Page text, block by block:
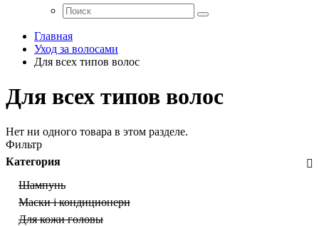
Главная
Уход за волосами
Для всех типов волос
Для всех типов волос
Нет ни одного товара в этом разделе.
Фильтр
Категория
Шампунь
Маски і кондиционери
Для кожи головы